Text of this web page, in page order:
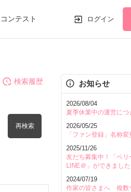
コンテスト ログイン
再検索
を含む
検索履歴 お知らせ
2026/08/04
夏季休業中の運営につ
2026/05/25
「ファン登録」名称
2025/11/26
友だち募集中！「ベ
LINE＠」ができました
2024/07/19
作家の皆さまへ 複数